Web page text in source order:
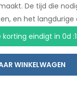
De tijd die
en het
handen en
verzending
korting eindigt in 0d
WINKELWAGEN